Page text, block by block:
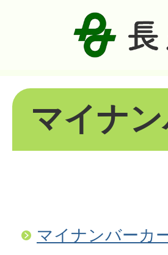
マイナ
マイナンバーカ